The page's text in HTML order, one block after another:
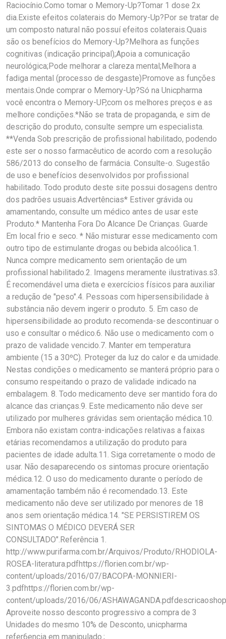
Raciocínio.Como tomar o Memory-Up?Tomar 1 dose 2x
dia.Existe efeitos colaterais do Memory-Up?Por se tratar de
um composto natural não possuí efeitos colaterais.Quais
são os benefícios do Memory-Up?Melhora as funções
cognitivas (indicação principal);Apoia a comunicação
neurológica;Pode melhorar a clareza mental;Melhora a
fadiga mental (processo de desgaste)Promove as funções
mentais.Onde comprar o Memory-Up?Só na Unicpharma
você encontra o Memory-UP,com os melhores preços e as
melhore condições.*Não se trata de propaganda, e sim de
descrição do produto, consulte sempre um especialista.
**Venda Sob prescrição de profissional habilitado, podendo
este ser o nosso farmacêutico de acordo com a resolução
586/2013 do conselho de farmácia. Consulte-o. Sugestão
de uso e benefícios desenvolvidos por profissional
habilitado. Todo produto deste site possui dosagens dentro
dos padrões usuais.Advertências* Estiver grávida ou
amamentando, consulte um médico antes de usar este
Produto.* Mantenha Fora Do Alcance De Crianças. Guarde
Em local frio e seco. * Não misturar esse medicamento com
outro tipo de estimulante drogas ou bebida alcoólica.1.
Nunca compre medicamento sem orientação de um
profissional habilitado.2. Imagens meramente ilustrativas.s3.
É recomendável uma dieta e exercícios físicos para auxiliar
a redução de "peso".4. Pessoas com hipersensibilidade à
substância não devem ingerir o produto. 5. Em caso de
hipersensibilidade ao produto recomenda-se descontinuar o
uso e consultar o médico.6. Não use o medicamento com o
prazo de validade vencido.7. Manter em temperatura
ambiente (15 a 30ºC). Proteger da luz do calor e da umidade.
Nestas condições o medicamento se manterá próprio para o
consumo respeitando o prazo de validade indicado na
embalagem. 8. Todo medicamento deve ser mantido fora do
alcance das crianças.9. Este medicamento não deve ser
utilizado por mulheres grávidas sem orientação médica.10.
Embora não existam contra-indicações relativas a faixas
etárias recomendamos a utilização do produto para
pacientes de idade adulta.11. Siga corretamente o modo de
usar. Não desaparecendo os sintomas procure orientação
médica.12. O uso do medicamento durante o período de
amamentação também não é recomendado.13. Este
medicamento não deve ser utilizado por menores de 18
anos sem orientação médica.14. "SE PERSISTIREM OS
SINTOMAS O MÉDICO DEVERÁ SER
CONSULTADO".Referência 1.
http://www.purifarma.com.br/Arquivos/Produto/RHODIOLA-
ROSEA-literatura.pdfhttps://florien.com.br/wp-
content/uploads/2016/07/BACOPA-MONNIERI-
3.pdfhttps://florien.com.br/wp-
content/uploads/2016/06/
Aproveite nosso desconto progressivo a compra de 3
Unidades do mesmo 10% de Desconto, unicpharma
refer6encia em manipulado.;